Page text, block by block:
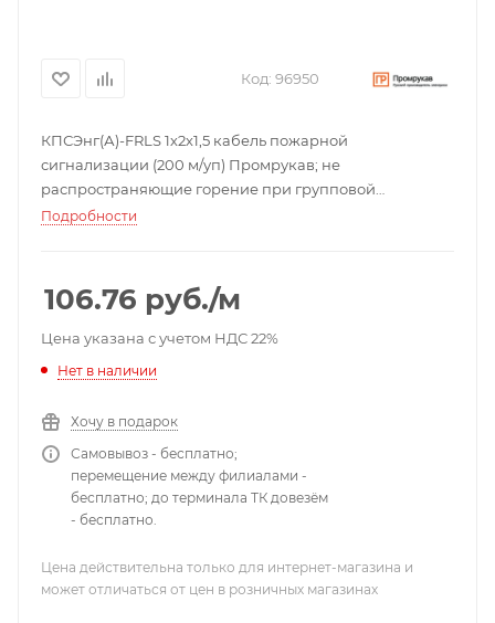
Код: 96950
КПСЭнг(А)-FRLS 1х2х1,5 кабель пожарной
сигнализации (200 м/уп) Промрукав; не
распространяющие горение при групповой
прокладке, с пониженным дымо- и газовыделением;
Подробности
106.76 руб./м
Цена указана с учетом НДС 22%
Нет в наличии
Хочу в подарок
Самовывоз - бесплатно;
перемещение между филиалами -
бесплатно; до терминала ТК довезём
- бесплатно.
Цена действительна только для интернет-магазина и
может отличаться от цен в розничных магазинах